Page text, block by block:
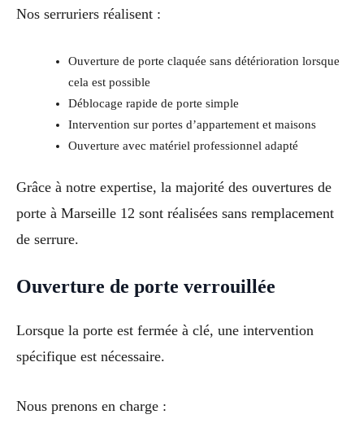
Nos serruriers réalisent :
Ouverture de porte claquée sans détérioration lorsque
cela est possible
Déblocage rapide de porte simple
Intervention sur portes d’appartement et maisons
Ouverture avec matériel professionnel adapté
Grâce à notre expertise, la majorité des ouvertures de
porte à Marseille 12 sont réalisées sans remplacement
de serrure.
Ouverture de porte verrouillée
Lorsque la porte est fermée à clé, une intervention
spécifique est nécessaire.
Nous prenons en charge :